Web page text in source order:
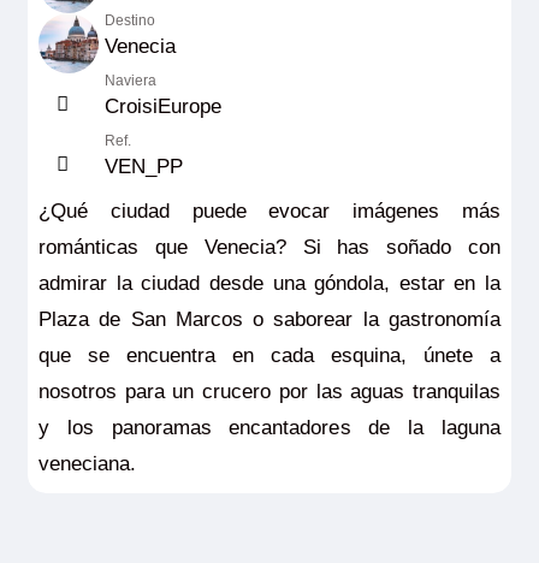
Destino
Venecia
Naviera
CroisiEurope
Ref.
VEN_PP
¿Qué ciudad puede evocar imágenes más
románticas que Venecia? Si has soñado con
admirar la ciudad desde una góndola, estar en la
Plaza de San Marcos o saborear la gastronomía
que se encuentra en cada esquina, únete a
nosotros para un crucero por las aguas tranquilas
y los panoramas encantadores de la laguna
veneciana.